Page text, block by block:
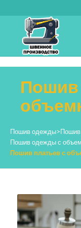
Пошив
Пошив одежды>
Пошив одежды с
Пошив платьев с